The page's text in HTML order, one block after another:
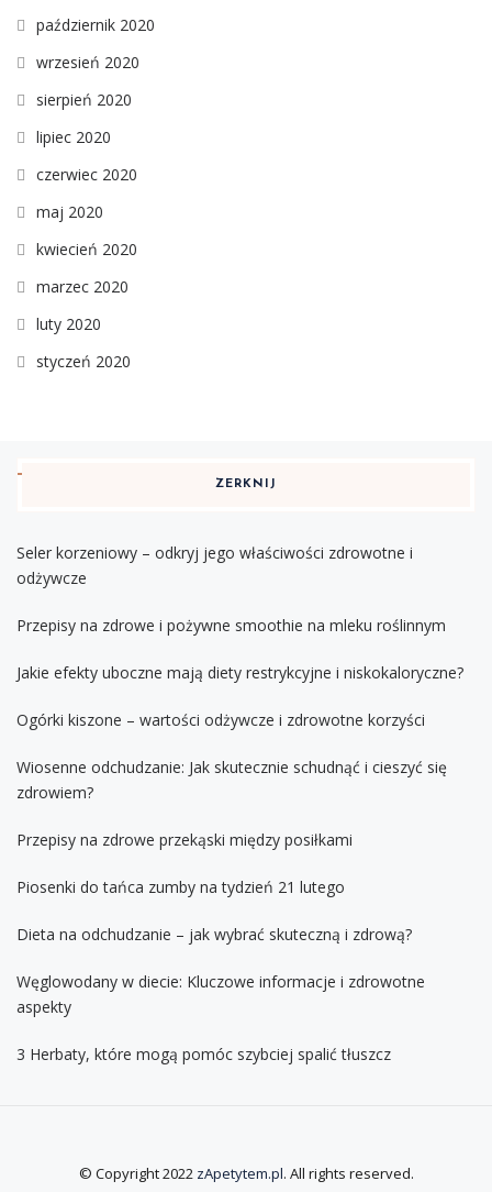
październik 2020
wrzesień 2020
sierpień 2020
lipiec 2020
czerwiec 2020
maj 2020
kwiecień 2020
marzec 2020
luty 2020
styczeń 2020
ZERKNIJ
Seler korzeniowy – odkryj jego właściwości zdrowotne i
odżywcze
Przepisy na zdrowe i pożywne smoothie na mleku roślinnym
Jakie efekty uboczne mają diety restrykcyjne i niskokaloryczne?
Ogórki kiszone – wartości odżywcze i zdrowotne korzyści
Wiosenne odchudzanie: Jak skutecznie schudnąć i cieszyć się
zdrowiem?
Przepisy na zdrowe przekąski między posiłkami
Piosenki do tańca zumby na tydzień 21 lutego
Dieta na odchudzanie – jak wybrać skuteczną i zdrową?
Węglowodany w diecie: Kluczowe informacje i zdrowotne
aspekty
3 Herbaty, które mogą pomóc szybciej spalić tłuszcz
© Copyright 2022 zApetytem.pl. All rights reserved.